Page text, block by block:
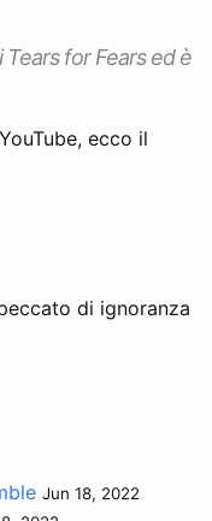
for Fears ed è
ecco il
di ignoranza
Jun 18, 2022